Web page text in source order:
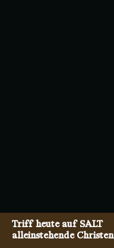
Triff heute auf SALT
alleinstehende Christen